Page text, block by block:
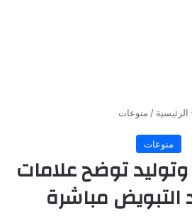
الرئيسية / منوعات
منوعات
توضح علامات
التبويض مباشرة